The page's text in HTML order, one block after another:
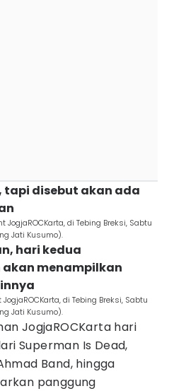
tapi disebut akan ada
di Tebing Breksi, Sabtu
Jati Kusumo).
hari kedua
akan menampilkan
di Tebing Breksi, Sabtu
Jati Kusumo).
JogjaROCKarta hari
Superman Is Dead,
Band, hingga
panggung